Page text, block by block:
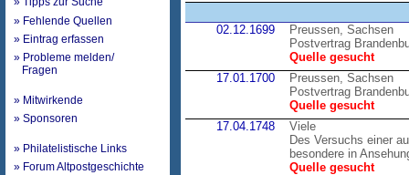
» Fehlende Quellen
» Eintrag erfassen
» Probleme melden/
Fragen
» Mitwirkende
» Sponsoren
» Philatelistische Links
» Forum Altpostgeschichte
02.12.1699
Preussen, Sachsen
Postvertrag
Quelle gesucht
17.01.1700
Preussen, Sachsen
Postvertrag
Quelle gesucht
17.04.1748
Viele
Des Versuchs einer
besondere in
Quelle gesucht